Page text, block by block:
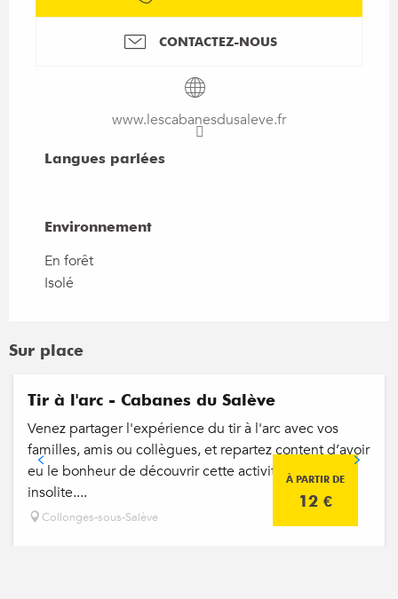
CONTACTEZ-NOUS
www.lescabanesdusaleve.fr
Langues parlées
Langues parlées
Environnement
Environnement
En forêt
Isolé
Sur place
À PARTIR DE
12 €
Tir à l'arc - Cabanes du Salève
Venez partager l'expérience du tir à l'arc avec vos
familles, amis ou collègues, et repartez content d’avoir
eu le bonheur de découvrir cette activité ludique et
insolite....
Collonges-sous-Salève